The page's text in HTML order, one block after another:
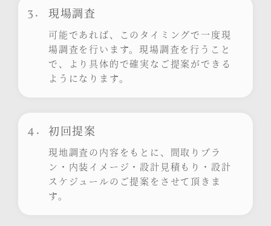
3. 現場調査
可能であれば、このタイミングで一度現
場調査を行います。現場調査を行うこと
で、より具体的で確実なご提案ができる
ようになります。
4. 初回提案
現地調査の内容をもとに、間取りプラ
ン・内装イメージ・設計見積もり・設計
スケジュールのご提案をさせて頂きま
す。